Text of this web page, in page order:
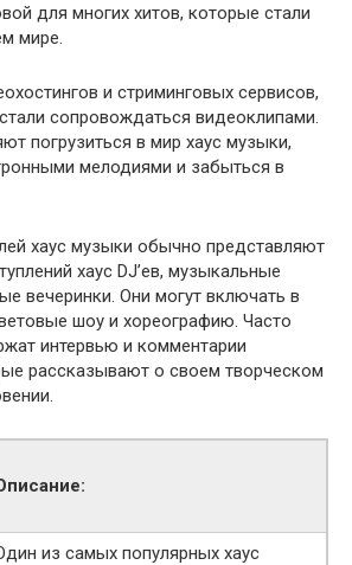
для многих хитов, которые стали
мире.
и стриминговых сервисов,
сопровождаться видеоклипами.
погрузиться в мир хаус музыки,
мелодиями и забыться в
хаус музыки обычно представляют
хаус DJ’ев, музыкальные
вечеринки. Они могут включать в
шоу и хореографию. Часто
интервью и комментарии
рассказывают о своем творческом
из самых популярных хаус